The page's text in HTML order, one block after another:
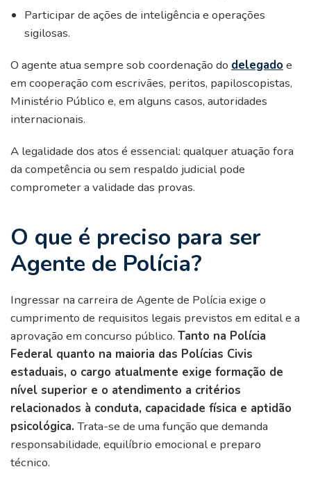
Participar de ações de inteligência e operações
sigilosas.
O agente atua sempre sob coordenação do delegado e
em cooperação com escrivães, peritos, papiloscopistas,
Ministério Público e, em alguns casos, autoridades
internacionais.
A legalidade dos atos é essencial: qualquer atuação fora
da competência ou sem respaldo judicial pode
comprometer a validade das provas.
O que é preciso para ser
Agente de Polícia?
Ingressar na carreira de Agente de Polícia exige o
cumprimento de requisitos legais previstos em edital e a
aprovação em concurso público. Tanto na Polícia
Federal quanto na maioria das Polícias Civis
estaduais, o cargo atualmente exige formação de
nível superior e o atendimento a critérios
relacionados à conduta, capacidade física e aptidão
psicológica. Trata-se de uma função que demanda
responsabilidade, equilíbrio emocional e preparo
técnico.